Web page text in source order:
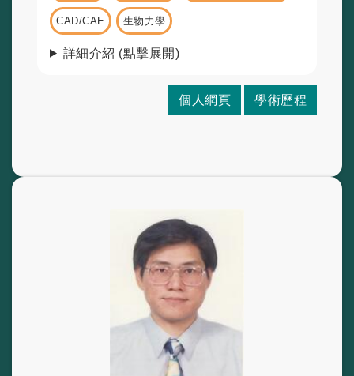
CAD/CAE 生物力學
詳細介紹 (點擊展開)
個人網頁 學術歷程